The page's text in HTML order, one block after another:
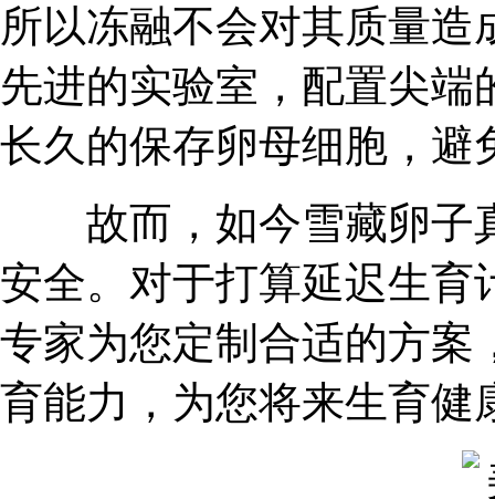
所以冻融不会对其质量造
先进的实验室，配置尖
长久的保存卵母细胞，避
故而，如今雪藏卵子
安全。对于打算延迟生育
专家为您定制合适的方案
育能力，为您将来生育健